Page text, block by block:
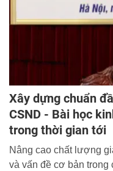
Xây dựng chuẩn
CSND - Bài học
trong thời gian tới
Nâng cao chất lượng
và vấn đề cơ bản